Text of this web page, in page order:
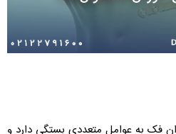
به عوامل متعددی بستگی دارد و